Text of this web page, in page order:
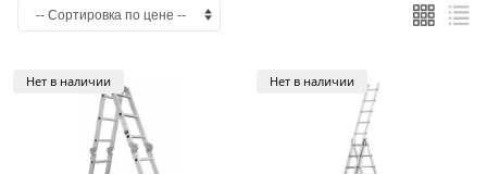
Цвет
Нет в наличии Нет в наличии